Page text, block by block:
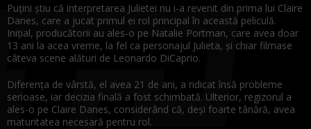
Puțini știu că interpretarea Julietei nu i-a revenit din prima lui Claire
Danes, care a jucat primul ei rol principal în această peliculă.
Inițial, producătorii au ales-o pe Natalie Portman, care avea doar
13 ani la acea vreme, la fel ca personajul Julieta, și chiar filmase
câteva scene alături de Leonardo DiCaprio.
Diferența de vârstă, el avea 21 de ani, a ridicat însă probleme
serioase, iar decizia finală a fost schimbată. Ulterior, regizorul a
ales-o pe Claire Danes, considerând că, deși foarte tânără, avea
maturitatea necesară pentru rol.